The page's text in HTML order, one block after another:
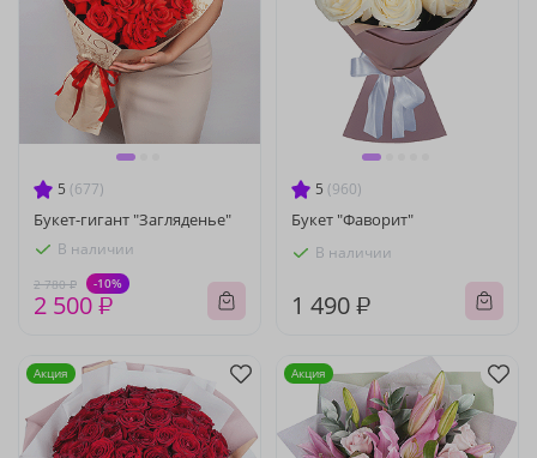
5 (677)
Букет-гигант "Загляденье"
В наличии
2 780 ₽ -10%
2 500 ₽
5 (960)
Букет "Фаворит"
В наличии
1 490 ₽
Акция Акция